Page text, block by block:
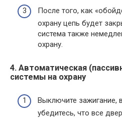
После того, как
охрану цепь будет
система также
охрану.
4. Автоматическая
системы на охрану
Выключите зажигание,
убедитесь, что все